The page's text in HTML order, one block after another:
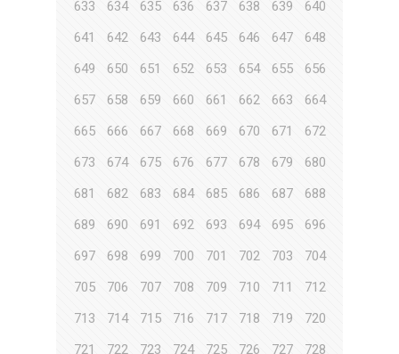
633
634 635 636 637 638 639
640
641
642 643 644 645 646 647
648
649
650 651 652 653 654 655
656
657
658 659 660 661 662 663
664
665
666 667 668 669 670 671
672
673
674 675 676 677 678 679
680
681
682 683 684 685 686 687
688
689
690 691 692 693 694 695
696
697
698 699 700 701 702 703
704
705
706 707 708 709 710 711
712
713
714 715 716 717 718 719
720
721
722 723 724 725 726 727 728